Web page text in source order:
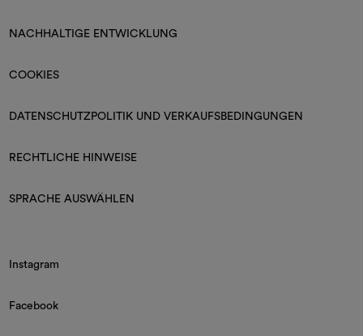
NACHHALTIGE ENTWICKLUNG
COOKIES
DATENSCHUTZPOLITIK UND VERKAUFSBEDINGUNGEN
RECHTLICHE HINWEISE
SPRACHE AUSWÄHLEN
Instagram
Facebook